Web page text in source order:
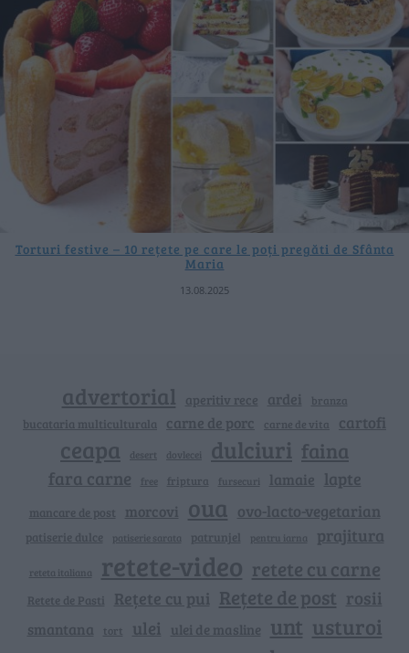
Torturi festive – 10 rețete pe care le poți pregăti de Sfânta
Maria
13.08.2025
advertorial aperitiv rece ardei branza
bucataria multiculturala carne de porc carne de vita cartofi
ceapa desert dovlecei dulciuri faina
fara carne free friptura fursecuri lamaie lapte
mancare de post morcovi oua ovo-lacto-vegetarian
patiserie dulce patiserie sarata patrunjel pentru iarna prajitura
reteta italiana retete-video retete cu carne
Retete de Pasti Rețete cu pui Rețete de post rosii
smantana tort ulei ulei de masline unt usturoi